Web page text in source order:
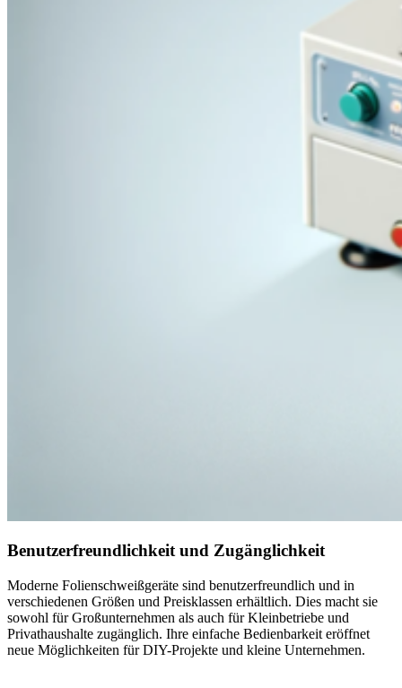
Benutzerfreundlichkeit und Zugänglichkeit
Moderne Folienschweißgeräte sind benutzerfreundlich und in
verschiedenen Größen und Preisklassen erhältlich. Dies macht sie
sowohl für Großunternehmen als auch für Kleinbetriebe und
Privathaushalte zugänglich. Ihre einfache Bedienbarkeit eröffnet
neue Möglichkeiten für DIY-Projekte und kleine Unternehmen.